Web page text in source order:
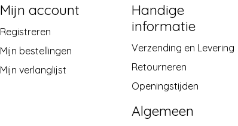
Mijn account
Registreren
Mijn bestellingen
Mijn verlanglijst
Handige
informatie
Verzending en Levering
Retourneren
Openingstijden
Algemeen